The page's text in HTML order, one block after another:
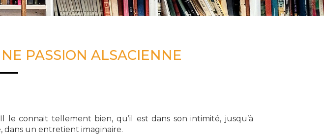
PASSION ALSACIENNE​
connait tellement bien, qu’il est dans son intimité, jusqu’à
dans un entretient imaginaire.